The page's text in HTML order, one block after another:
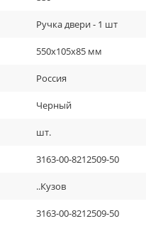
Ручка двери - 1 шт
550х105х85 мм
Россия
Черный
шт.
3163-00-8212509-50
..Кузов
3163-00-8212509-50